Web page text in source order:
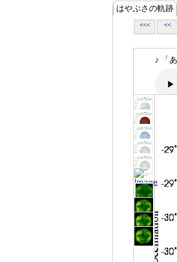
はやぶさの軌跡
<<< <<
♪ 「